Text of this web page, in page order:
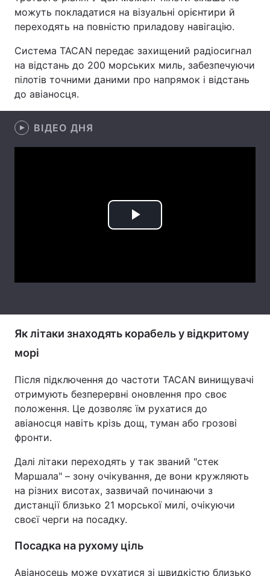
Цікавинки Погода
Екологія Регіони
Лонгріди
Відео з Youtube
Інтерв'ю
Архів Вакансії
можуть покладатися на візуальні орієнтири й
переходять на повністю приладову навігацію.
Система TACAN передає захищений радіосигнал
на відстань до 200 морських миль, забезпечуючи
пілотів точними даними про напрямок і відстань
до авіаносця.
ВІДЕО ДНЯ
Play
Як літаки знаходять корабель у відкритому
морі
Після підключення до частоти TACAN винищувачі
отримують безперервні оновлення про своє
положення. Це дозволяє їм рухатися до
авіаносця навіть крізь дощ, туман або грозові
фронти.
Далі літаки переходять у так званий "стек
Маршала" – зону очікування, де вони кружляють
на різних висотах, зазвичай починаючи з
дистанції близько 21 морської милі, очікуючи
своєї черги на посадку.
Посадка на рухому ціль
Авіаносець може рухатися зі швидкістю близько